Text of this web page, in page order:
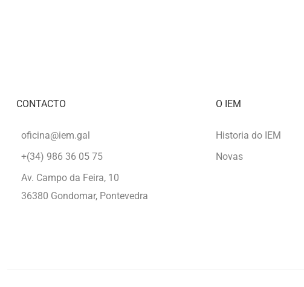
CONTACTO
oficina@iem.gal
+(34) 986 36 05 75
Av. Campo da Feira, 10
36380 Gondomar, Pontevedra
O IEM
Historia do IEM
Novas